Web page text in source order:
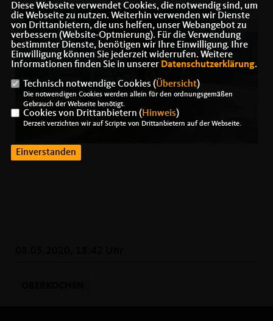
Diese Webseite verwendet Cookies, die notwendig sind, um
die Webseite zu nutzen. Weiterhin verwenden wir Dienste
von Drittanbietern, die uns helfen, unser Webangebot zu
verbessern (Website-Optmierung). Für die Verwendung
bestimmter Dienste, benötigen wir Ihre Einwilligung. Ihre
Einwilligung können Sie jederzeit widerrufen. Weitere
Informationen finden Sie in unserer Datenschutzerklärung.
Technisch notwendige Cookies (Übersicht)
Die notwendigen Cookies werden allein für den ordnungsgemäßen
Gebrauch der Webseite benötigt.
Cookies von Drittanbietern ( Hinweis)
Derzeit verzichten wir auf Scripte von Drittanbietern auf der Webseite.
Einverstanden